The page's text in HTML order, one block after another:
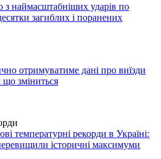
з наймасштабніших ударів по
загиблих і поранених
отримуватиме дані про виїзди
що зміниться
температурні рекорди в Україні:
історичні максимуми